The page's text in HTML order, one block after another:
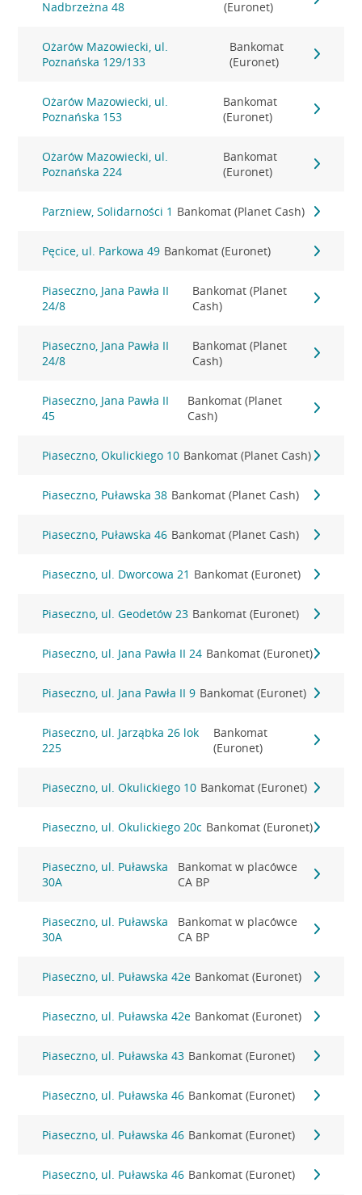
Nadbrzeżna 48 (Euronet)
Ożarów Mazowiecki, ul.
Poznańska 129/133
Bankomat
(Euronet)
Ożarów Mazowiecki, ul.
Poznańska 153
Bankomat
(Euronet)
Ożarów Mazowiecki, ul.
Poznańska 224
Bankomat
(Euronet)
Parzniew, Solidarności 1 Bankomat (Planet Cash)
Pęcice, ul. Parkowa 49 Bankomat (Euronet)
Piaseczno, Jana Pawła II
24/8
Bankomat (Planet
Cash)
Piaseczno, Jana Pawła II
24/8
Bankomat (Planet
Cash)
Piaseczno, Jana Pawła II
45
Bankomat (Planet
Cash)
Piaseczno, Okulickiego 10 Bankomat (Planet Cash)
Piaseczno, Puławska 38 Bankomat (Planet Cash)
Piaseczno, Puławska 46 Bankomat (Planet Cash)
Piaseczno, ul. Dworcowa 21 Bankomat (Euronet)
Piaseczno, ul. Geodetów 23 Bankomat (Euronet)
Piaseczno, ul. Jana Pawła II 24 Bankomat (Euronet)
Piaseczno, ul. Jana Pawła II 9 Bankomat (Euronet)
Piaseczno, ul. Jarząbka 26 lok
225
Bankomat
(Euronet)
Piaseczno, ul. Okulickiego 10 Bankomat (Euronet)
Piaseczno, ul. Okulickiego 20c Bankomat (Euronet)
Piaseczno, ul. Puławska
30A
Bankomat w placówce
CA BP
Piaseczno, ul. Puławska
30A
Bankomat w placówce
CA BP
Piaseczno, ul. Puławska 42e Bankomat (Euronet)
Piaseczno, ul. Puławska 42e Bankomat (Euronet)
Piaseczno, ul. Puławska 43 Bankomat (Euronet)
Piaseczno, ul. Puławska 46 Bankomat (Euronet)
Piaseczno, ul. Puławska 46 Bankomat (Euronet)
Piaseczno, ul. Puławska 46 Bankomat (Euronet)